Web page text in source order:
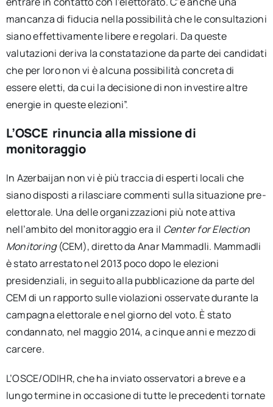
mancanza di fiducia nella possibilità che le consultazioni
siano effettivamente libere e regolari. Da queste
valutazioni deriva la constatazione da parte dei candidati
che per loro non vi è alcuna possibilità concreta di
essere eletti, da cui la decisione di non investire altre
energie in queste elezioni”.
L’OSCE rinuncia alla missione di
monitoraggio
In Azerbaijan non vi è più traccia di esperti locali che
siano disposti a rilasciare commenti sulla situazione pre-
elettorale. Una delle organizzazioni più note attiva
nell’ambito del monitoraggio era il Center for Election
Monitoring(CEM), diretto da Anar Mammadli. Mammadli
è stato arrestato nel 2013 poco dopo le elezioni
presidenziali, in seguito alla pubblicazione da parte del
CEM di un rapporto sulle violazioni osservate durante la
campagna elettorale e nel giorno del voto. È stato
condannato, nel maggio 2014, a cinque anni e mezzo di
carcere.
L’OSCE/ODIHR, che ha inviato osservatori a breve e a
lungo termine in occasione di tutte le precedenti tornate